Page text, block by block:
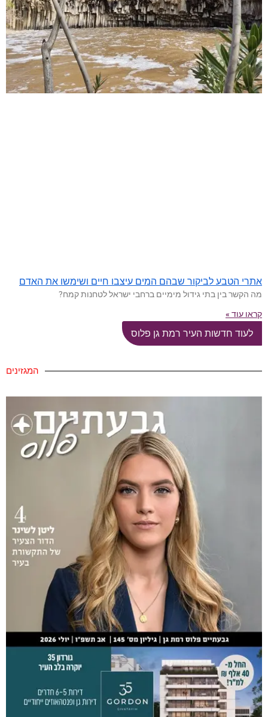
אתרי הטבע לביקור שבהם המים עיצבו חיים ושימשו את האדם
מה הקשר בין בתי גידול מימיים ברחבי ישראל לטחנות קמח?
קראו עוד »
לעוד חדשות העיר רמת גן פלוס
המגזינים